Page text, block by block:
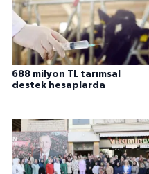
688 milyon TL tarımsal
destek hesaplarda